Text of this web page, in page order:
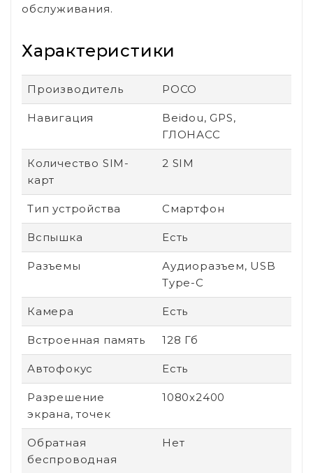
обслуживания.
Характеристики
Производитель POCO
Навигация
Beidou, GPS,
ГЛОНАСС
Количество SIM-
карт
2 SIM
Тип устройства Смартфон
Вспышка Есть
Разъемы
Аудиоразъем, USB
Type-C
Камера Есть
Встроенная память 128 Гб
Автофокус Есть
Разрешение
экрана, точек
1080x2400
Обратная
беспроводная
Нет